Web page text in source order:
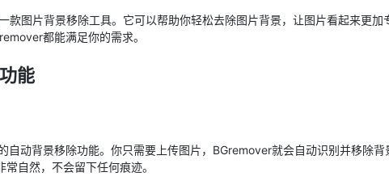
款图片背景移除工具。它可以帮助你轻松去除图片背景，让图片看起来更
都能满足你的需求。
能
自动背景移除功能。你只需要上传图片，BGremover就会自动识别并移除
自然，不会留下任何痕迹。